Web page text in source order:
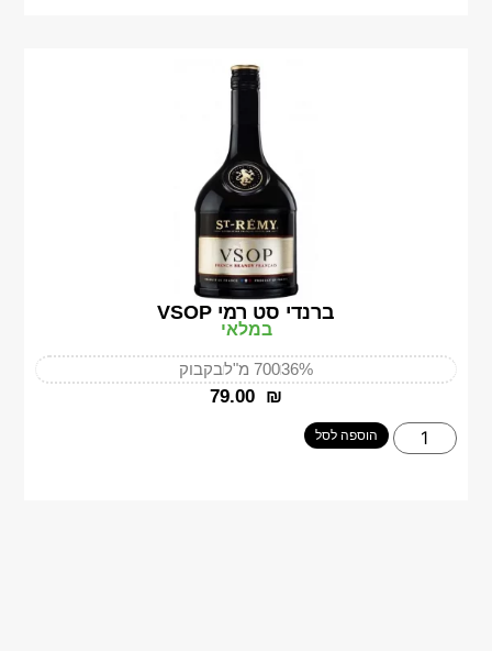
ברנדי סט רמי VSOP
במלאי
36%700 מ"ל בקבוק
‎79.00 ₪
הוספה לסל